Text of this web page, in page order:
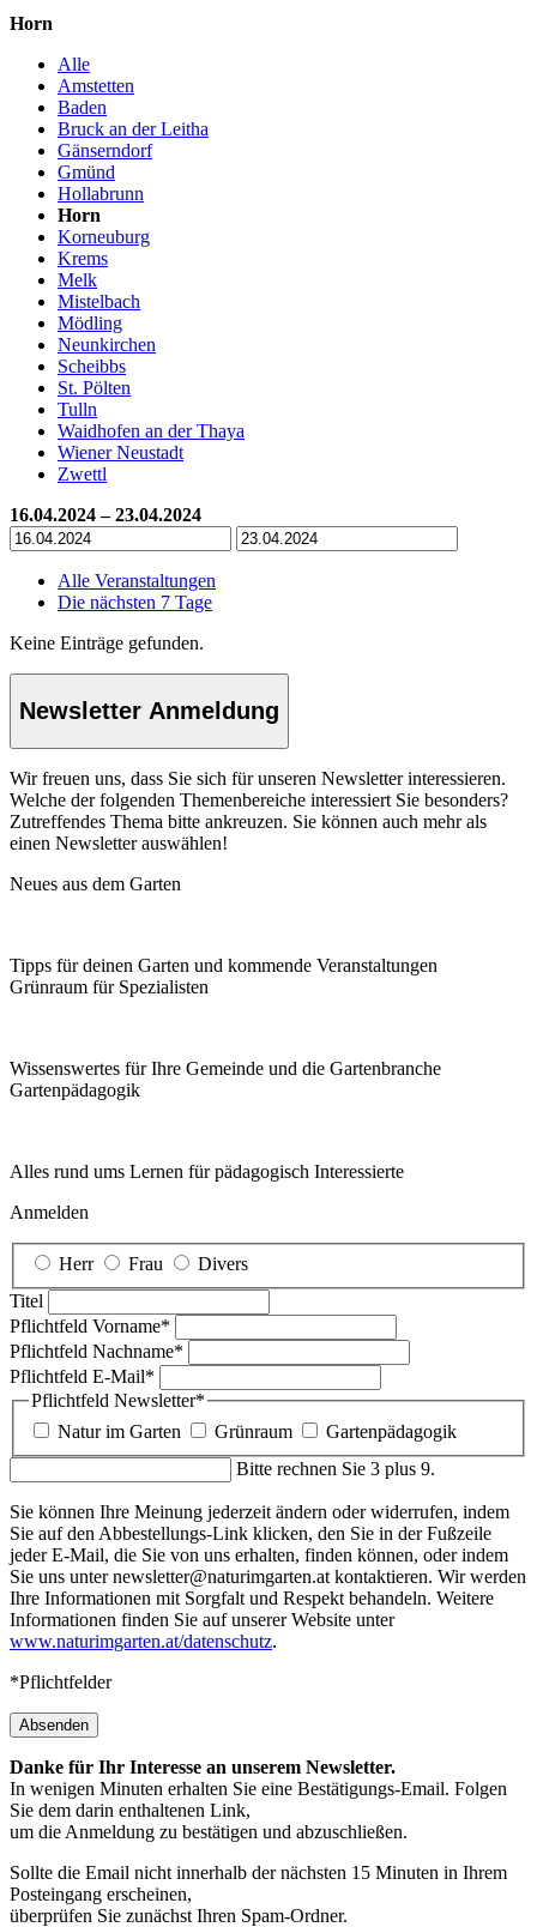
Horn
Alle
Amstetten
Baden
Bruck an der Leitha
Gänserndorf
Gmünd
Hollabrunn
Horn
Korneuburg
Krems
Melk
Mistelbach
Mödling
Neunkirchen
Scheibbs
St. Pölten
Tulln
Waidhofen an der Thaya
Wiener Neustadt
Zwettl
16.04.2024 – 23.04.2024
Alle Veranstaltungen
Die nächsten 7 Tage
Keine Einträge gefunden.
Newsletter Anmeldung
Wir freuen uns, dass Sie sich für unseren Newsletter interessieren.
Welche der folgenden Themenbereiche interessiert Sie besonders?
Zutreffendes Thema bitte ankreuzen. Sie können auch mehr als
einen Newsletter auswählen!
Neues aus dem Garten
Tipps für deinen Garten und kommende Veranstaltungen
Grünraum für Spezialisten
Wissenswertes für Ihre Gemeinde und die Gartenbranche
Garten­pädagogik
Alles rund ums Lernen für pädagogisch Interessierte
Anmelden
Herr Frau
Divers
Titel
Pflichtfeld Vorname*
Pflichtfeld Nachname*
Pflichtfeld E-Mail*
Pflichtfeld Newsletter*
Natur im Garten
Grünraum
Gartenpädagogik
Bitte rechnen Sie 3 plus 9.
Sie können Ihre Meinung jederzeit ändern oder widerrufen, indem
Sie auf den Abbestellungs-Link klicken, den Sie in der Fußzeile
jeder E-Mail, die Sie von uns erhalten, finden können, oder indem
Sie uns unter newsletter@naturimgarten.at kontaktieren. Wir werden
Ihre Informationen mit Sorgfalt und Respekt behandeln. Weitere
Informationen finden Sie auf unserer Website unter
www.naturimgarten.at/datenschutz.
*Pflichtfelder
Absenden
Danke für Ihr Interesse an unserem Newsletter.
In wenigen Minuten erhalten Sie eine Bestätigungs-Email. Folgen
Sie dem darin enthaltenen Link,
um die Anmeldung zu bestätigen und abzuschließen.
Sollte die Email nicht innerhalb der nächsten 15 Minuten in Ihrem
Posteingang erscheinen,
überprüfen Sie zunächst Ihren Spam-Ordner.